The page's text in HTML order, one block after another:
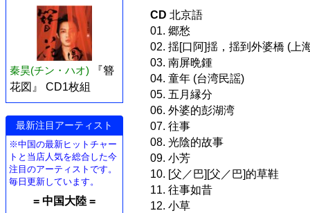
秦昊(チン・ハオ)
『簪
花図』 CD1枚組
最新注目アーティスト
※中国の最新ヒットチャー
トと当店人気を総合した今
注目のアーティストです。
毎日更新しています。
= 中国大陸 =
CD 北京語
01. 郷愁
02. 揺[口阿]揺，揺到外婆橋 (上
03. 南屏晩鍾
04. 童年 (台湾民謡)
05. 五月縁分
06. 外婆的彭湖湾
07. 往事
08. 光陰的故事
09. 小芳
10. [父／巴][父／巴]的草鞋
11. 往事如昔
12. 小草